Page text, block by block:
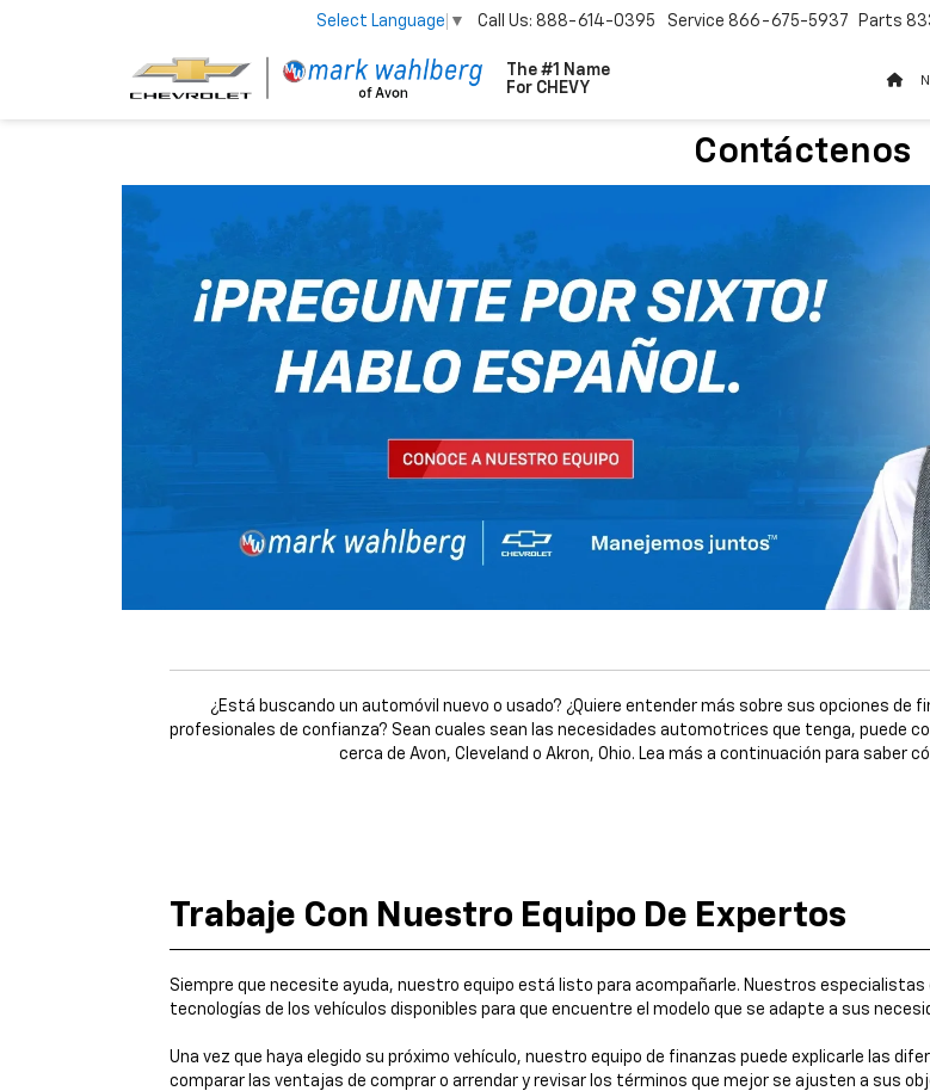
The #1 Name
For CHEVY
Select Language ▼ Call Us: 888-614-0395 Service 866-675-5937 Parts
Contáctenos
¿Está buscando un automóvil nuevo o usado? ¿Quiere entender más sobre sus opciones
profesionales de confianza? Sean cuales sean las necesidades automotrices que tenga, puede
cerca de Avon, Cleveland o Akron, Ohio. Lea más a continuación para saber
Trabaje Con Nuestro Equipo De Expertos
Siempre que necesite ayuda, nuestro equipo está listo para acompañarle. Nuestros
tecnologías de los vehículos disponibles para que encuentre el modelo que se adapte a sus
Una vez que haya elegido su próximo vehículo, nuestro equipo de finanzas puede explicarle las
comparar las ventajas de comprar o arrendar y revisar los términos que mejor se ajusten a sus